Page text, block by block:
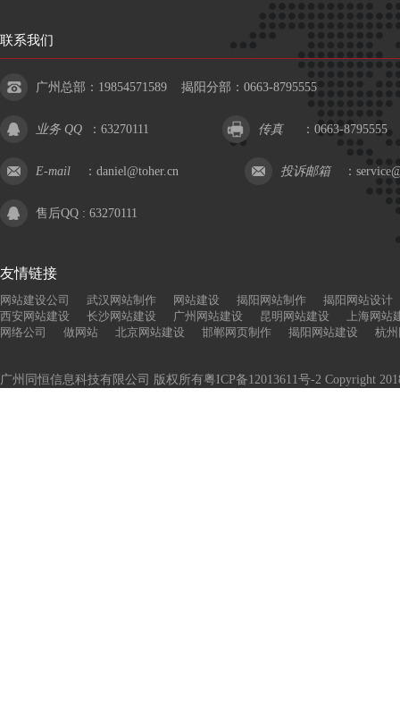
联系我们
广州总部：19854571589 揭阳分部：0663-8795555
业务 QQ ： 63270111 传真 ：0663-8795555
E-mail ： daniel@toher.cn 投诉邮箱 ：
售后QQ : 63270111
友情链接
网站建设公司 武汉网站制作 网站建设 揭阳网站制作
揭阳网站设计
西安网站建设
长沙网站建设 广州网站建设 昆明网站建设
上海网站
网络公司
做网站 北京网站建设 邯郸网页制作 揭阳网站建设 杭
广州同恒信息科技有限公司 版权所有粤ICP备12013611号-2 Copyright